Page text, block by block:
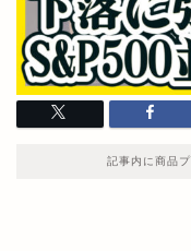
記事内に商品